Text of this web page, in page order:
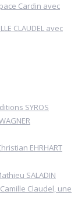
Cardin avec
CLAUDEL avec
SYROS
EHRHART
SALADIN
Claudel, une